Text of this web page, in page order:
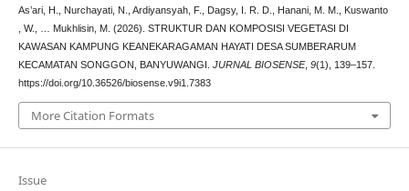
As’ari, H., Nurchayati, N., Ardiyansyah, F., Dagsy, I. R. D., Hanani, M. M., Kuswanto
, W., … Mukhlisin, M. (2026). STRUKTUR DAN KOMPOSISI VEGETASI DI
KAWASAN KAMPUNG KEANEKARAGAMAN HAYATI DESA SUMBERARUM
KECAMATAN SONGGON, BANYUWANGI. JURNAL BIOSENSE, 9(1), 139–157.
https://doi.org/10.36526/biosense.v9i1.7383
More Citation Formats
Issue